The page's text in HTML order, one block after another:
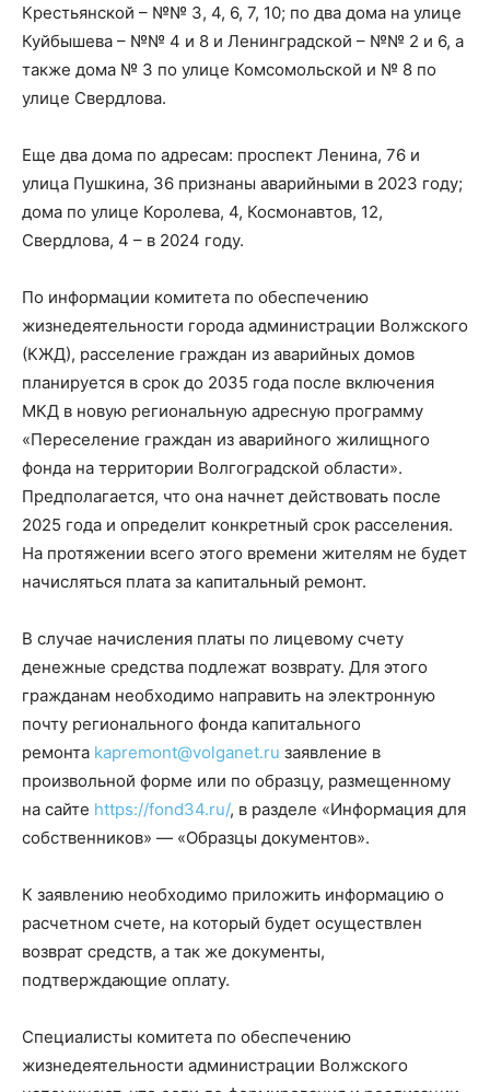
Крестьянской – №№ 3, 4, 6, 7, 10; по два дома на улице
Куйбышева – №№ 4 и 8 и Ленинградской – №№ 2 и 6, а
также дома № 3 по улице Комсомольской и № 8 по
улице Свердлова.
Еще два дома по адресам: проспект Ленина, 76 и
улица Пушкина, 36 признаны аварийными в 2023 году;
дома по улице Королева, 4, Космонавтов, 12,
Свердлова, 4 – в 2024 году.
По информации комитета по обеспечению
жизнедеятельности города администрации Волжского
(КЖД), расселение граждан из аварийных домов
планируется в срок до 2035 года после включения
МКД в новую региональную адресную программу
«Переселение граждан из аварийного жилищного
фонда на территории Волгоградской области».
Предполагается, что она начнет действовать после
2025 года и определит конкретный срок расселения.
На протяжении всего этого времени жителям не будет
начисляться плата за капитальный ремонт.
В случае начисления платы по лицевому счету
денежные средства подлежат возврату. Для этого
гражданам необходимо направить на электронную
почту регионального фонда капитального
ремонта kapremont@volganet.ru заявление в
произвольной форме или по образцу, размещенному
на сайте https://fond34.ru/, в разделе «Информация для
собственников» — «Образцы документов».
К заявлению необходимо приложить информацию о
расчетном счете, на который будет осуществлен
возврат средств, а так же документы,
подтверждающие оплату.
Специалисты комитета по обеспечению
жизнедеятельности администрации Волжского